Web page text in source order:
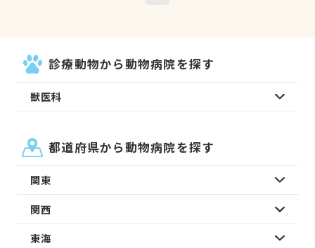
診療動物から動物病院を探す
獣医科
都道府県から動物病院を探す
関東
関西
東海